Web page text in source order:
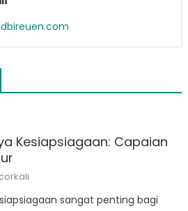
Kesiapsiagaan: Capaian
sangat penting bagi